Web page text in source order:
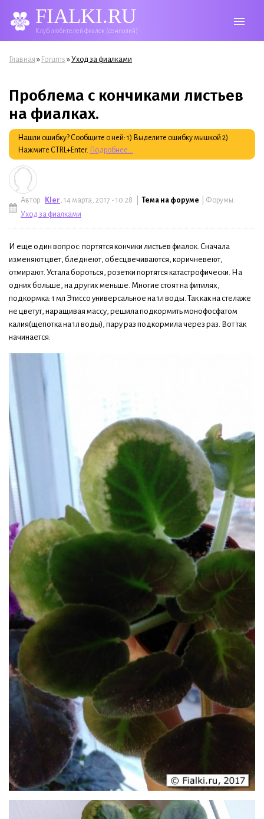
FIALKI.RU
Клуб любителей фиалок (сенполий)
Вы здесь
Главная » Forums »Уход за фиалками
Проблема с кончиками листьев
на фиалках.
Нашли ошибку? Сообщите о ней: 1) Выделите ошибку мышкой 2)
Нажмите CTRL+Enter. Подробнее...
Автор: Kler, 14 марта, 2017 - 10:28 | Тема на форуме | Форумы:
Уход за фиалками
И еще один вопрос: портятся кончики листьев фиалок. Сначала
изменяют цвет, бледнеют, обесцвечиваются, коричневеют,
отмирают. Устала бороться, розетки портятся катастрофически. На
одних больше, на других меньше. Многие стоят на фитилях,
подкормка: 1 мл Этиссо универсальное на 1л воды. Так как на стелаже
не цветут, наращивая массу, решила подкормить монофосфатом
калия(щепотка на 1л воды), пару раз подкормила через раз. Вот так
начинается: